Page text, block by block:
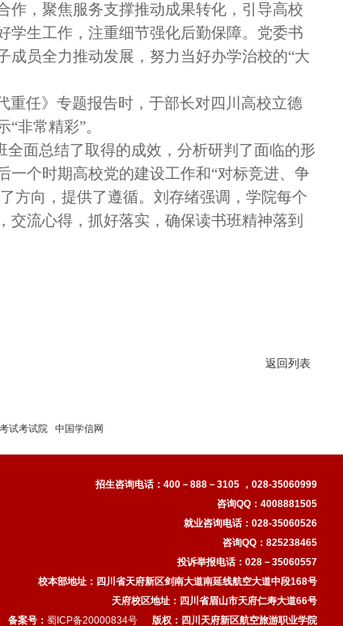
作，聚焦服务支撑推动成果转化，引导高校
学生工作，注重细节强化后勤保障。党委书
员全力推动发展，努力当好办学治校的“大
重任》专题报告时，于部长对四川高校立德
“非常精彩”。
全面总结了取得的成效，分析研判了面临的形
个时期高校党的建设工作和“对标竞进、争
方向，提供了遵循。刘存绪强调，学院每个
流心得，抓好落实，确保读书班精神落到
返回列表
试考试院 中国学信网
招生咨询电话： 400－888－3105 ，028-35060999
咨询QQ：4008881505
就业咨询电话：028-35060526
咨询QQ：825238465
投诉举报电话：028－35060557
校本部地址：四川省天府新区剑南大道南延线航空大道中段168号
天府校区地址：四川省眉山市天府仁寿大道66号
备案号： 蜀ICP备20000834号 版权： 四川天府新区航空旅游职业学院